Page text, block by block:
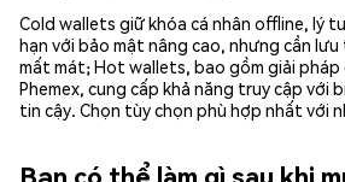
Cold wallets giữ khóa cá nhân offline, lý
hạn với bảo mật nâng cao, nhưng cần
mất mát; Hot wallets, bao gồm giải
Phemex, cung cấp khả năng truy cập với
tin cậy. Chọn tùy chọn phù hợp nhất với
Bạn có thể làm gì sau khi